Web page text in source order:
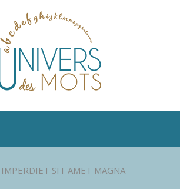
SIT AMET MAGNA